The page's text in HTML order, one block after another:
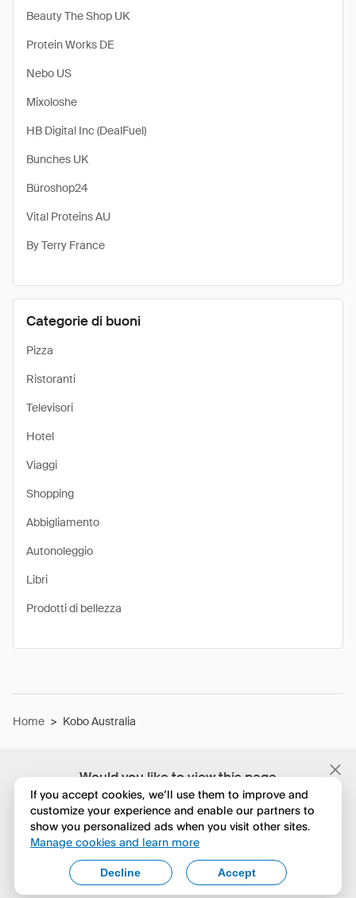
Would you like to view this page
in English?
No, continua a esplorare
Yes, change to English
Beauty The Shop UK
Protein Works DE
Nebo US
Mixoloshe
HB Digital Inc (DealFuel)
Bunches UK
Büroshop24
Vital Proteins AU
By Terry France
Categorie di buoni
Pizza
Ristoranti
Televisori
Hotel
Viaggi
Shopping
Abbigliamento
Autonoleggio
Libri
Prodotti di bellezza
Home > Kobo Australia
If you accept cookies, we’ll use them to improve and
customize your experience and enable our partners to
show you personalized ads when you visit other sites.
Manage cookies and learn more
Accept
Decline